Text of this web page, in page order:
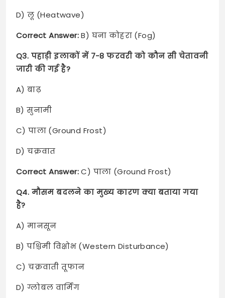
D) लू (Heatwave)
Correct Answer:B) घना कोहरा (Fog)
Q3. पहाड़ी इलाकों में 7-8 फरवरी को कौन सी चेतावनी
जारी की गई है?
A) बाढ़
B) सुनामी
C) पाला (Ground Frost)
D) चक्रवात
Correct Answer:C) पाला (Ground Frost)
Q4. मौसम बदलने का मुख्य कारण क्या बताया गया
है?
A) मानसून
B) पश्चिमी विक्षोभ (Western Disturbance)
C) चक्रवाती तूफान
D) ग्लोबल वार्मिंग